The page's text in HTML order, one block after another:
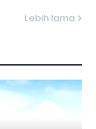
Lebih lama